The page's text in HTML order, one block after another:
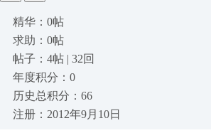
精华：0帖
求助：0帖
帖子：4帖 | 32回
年度积分：0
历史总积分：66
注册：2012年9月10日